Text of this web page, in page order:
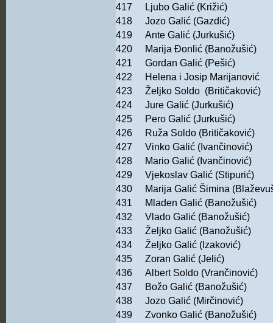
417
Ljubo Galić (Križić)
418
Jozo Galić (Gazdić)
419
Ante Galić (Jurkušić)
420
Marija Đonlić (Banožušić)
421
Gordan Galić (Pešić)
422
Helena i Josip Marijanović
423
Željko Soldo (Britičaković)
424
Jure Galić (Jurkušić)
425
Pero Galić (Jurkušić)
426
Ruža Soldo (Britičaković)
427
Vinko Galić (Ivančinović)
428
Mario Galić (Ivančinović)
429
Vjekoslav Galić (Stipurić)
430
Marija Galić Šimina
431
Mladen Galić (Banožušić)
432
Vlado Galić (Banožušić)
433
Željko Galić (Banožušić)
434
Željko Galić (Izaković)
435
Zoran Galić (Jelić)
436
Albert Soldo (Vrančinović)
437
Božo Galić (Banožušić)
438
Jozo Galić (Mirčinović)
439
Zvonko Galić (Banožušić)